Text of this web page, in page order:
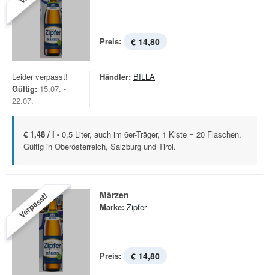
Preis: € 14,80
Leider verpasst!
Gültig: 15.07. -
22.07.
Händler: BILLA
€ 1,48 / l - 0,5 Liter, auch im 6er-Träger, 1 Kiste = 20 Flaschen.
Gültig in Oberösterreich, Salzburg und Tirol.
Verpasst! Märzen
Marke: Zipfer
Preis: € 14,80